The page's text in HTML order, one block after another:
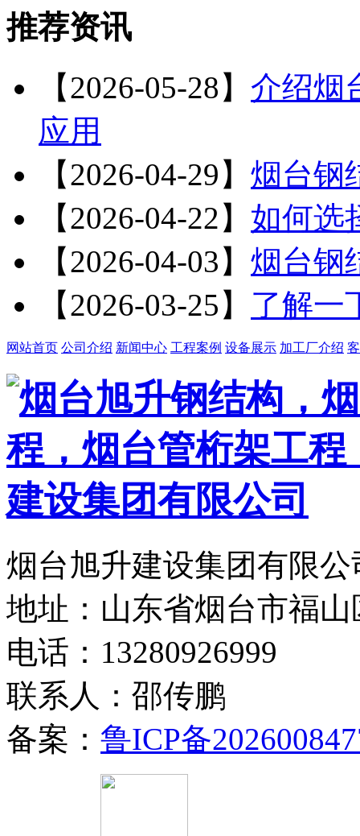
推荐资讯
【2026-05-28】 介绍烟
应用
【2026-04-29】 烟台钢
【2026-04-22】 如何选
【2026-04-03】 烟台钢
【2026-03-25】 了解一
网站首页 公司介绍 新闻中心 工程案例 设备展示 加工厂介绍
烟台旭升建设集团有限
地址：山东省烟台市福
电话：13280926999
联系人：邵传鹏
备案： 鲁ICP备